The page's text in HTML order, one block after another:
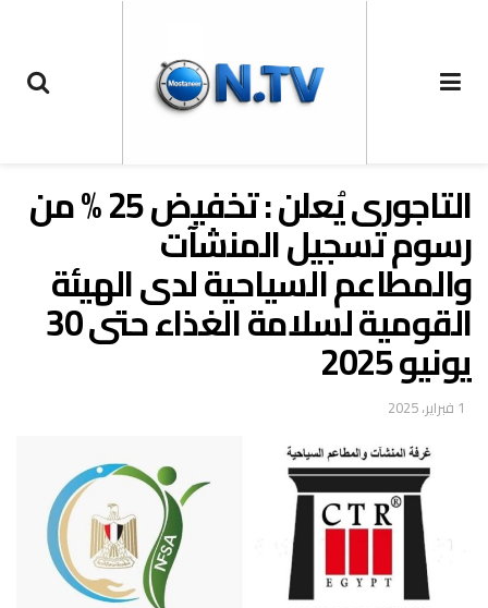
التاجورى يُعلن : تخفيض 25 % من
رسوم تسجيل المنشآت
والمطاعم السياحية لدى الهيئة
القومية لسلامة الغذاء حتى 30
يونيو 2025
1 فبراير، 2025